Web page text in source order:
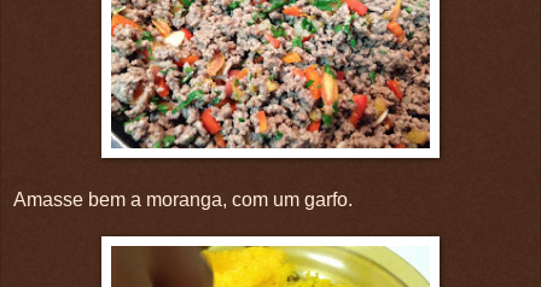
Amasse bem a moranga, com um garfo.